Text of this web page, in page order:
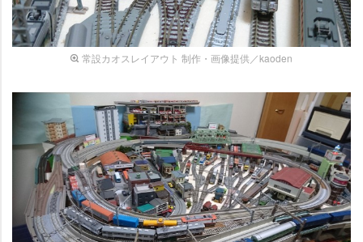
常設カオスレイアウト 制作・画像提供／kaoden